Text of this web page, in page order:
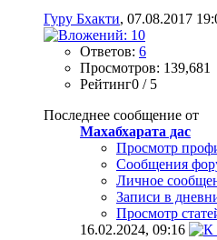
Гуру Бхакти, 07.08.2017
Ответов: 6
Просмотров: 139,681
Рейтинг0 / 5
Последнее сообщение от
Махабхарата дас
Просмотр
Сообщения
Личное
Записи в
Просмотр
16.02.2024, 09:16